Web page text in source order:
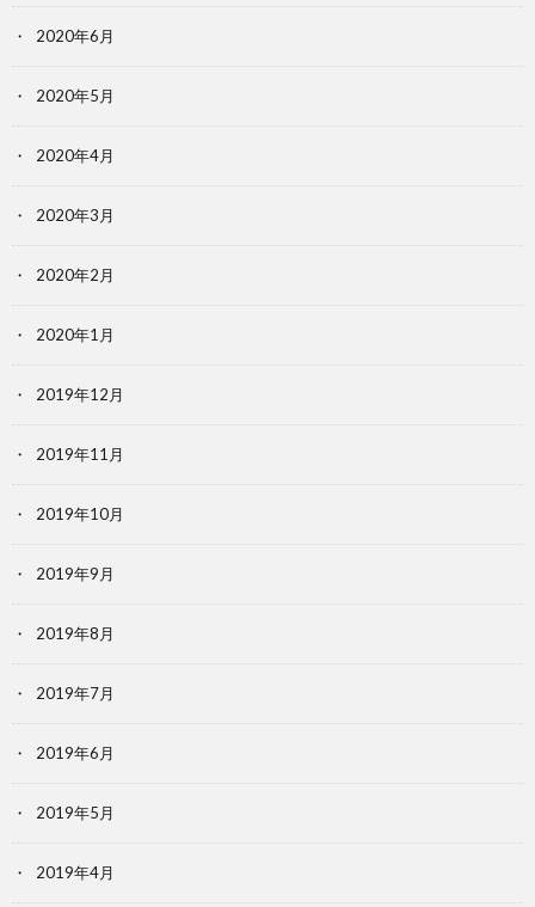
2020年6月
2020年5月
2020年4月
2020年3月
2020年2月
2020年1月
2019年12月
2019年11月
2019年10月
2019年9月
2019年8月
2019年7月
2019年6月
2019年5月
2019年4月